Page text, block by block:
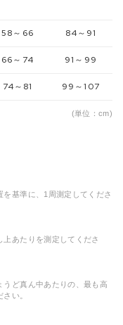
58～66 84～91
66～74 91～99
74～81 99～107
(単位：cm)
基準に、1周測定してくださ
あたりを測定してくださ
ど真ん中あたりの、最も高
い。